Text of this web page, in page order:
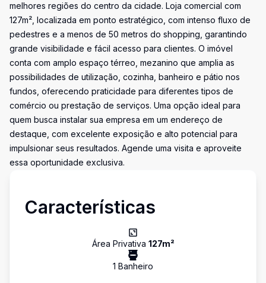
melhores regiões do centro da cidade. Loja comercial com
127m², localizada em ponto estratégico, com intenso fluxo de
pedestres e a menos de 50 metros do shopping, garantindo
grande visibilidade e fácil acesso para clientes. O imóvel
conta com amplo espaço térreo, mezanino que amplia as
possibilidades de utilização, cozinha, banheiro e pátio nos
fundos, oferecendo praticidade para diferentes tipos de
comércio ou prestação de serviços. Uma opção ideal para
quem busca instalar sua empresa em um endereço de
destaque, com excelente exposição e alto potencial para
impulsionar seus resultados. Agende uma visita e aproveite
essa oportunidade exclusiva.
Características
Área Privativa 127m²
1 Banheiro